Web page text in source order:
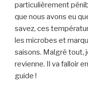
particulièrement
que nous avons eu
savez, ces
les microbes et
saisons. Malgré tout,
revienne. Il va falloir
guide !